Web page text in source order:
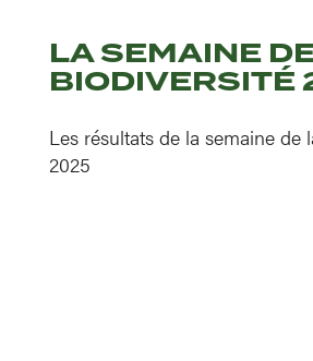
LA SEMAINE
BIODIVERSITÉ
Les résultats de la semaine de
2025